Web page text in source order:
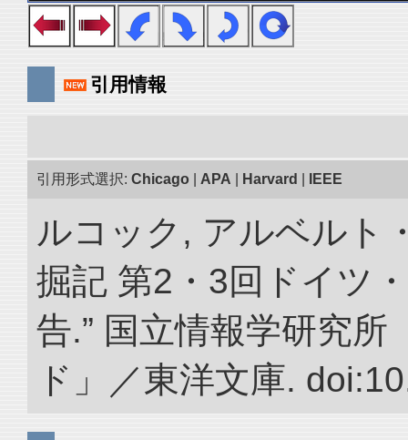
引用情報
引用形式選択: Chicago APA Harvard IEEE
ルコック, アルベルト
掘記 第2・3回ドイツ
告.” 国立情報学研究
ド」／東洋文庫.